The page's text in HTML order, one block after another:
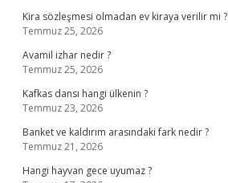
Kira sözleşmesi olmadan ev kiraya verilir mi ?
Temmuz 25, 2026
Avamil izhar nedir ?
Temmuz 25, 2026
Kafkas dansı hangi ülkenin ?
Temmuz 23, 2026
Banket ve kaldırım arasındaki fark nedir ?
Temmuz 21, 2026
Hangi hayvan gece uyumaz ?